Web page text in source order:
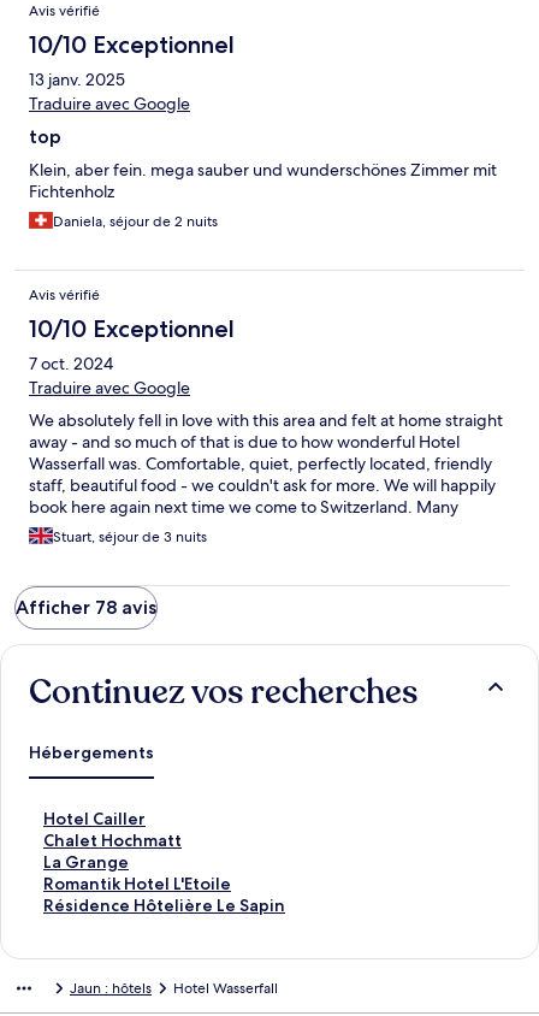
Avis vérifié
10/10 Exceptionnel
13 janv. 2025
Traduire avec Google
top
Klein, aber fein. mega sauber und wunderschönes Zimmer mit
Fichtenholz
Daniela, séjour de 2 nuits
Avis vérifié
10/10 Exceptionnel
7 oct. 2024
Traduire avec Google
We absolutely fell in love with this area and felt at home straight
away - and so much of that is due to how wonderful Hotel
Wasserfall was. Comfortable, quiet, perfectly located, friendly
staff, beautiful food - we couldn't ask for more. We will happily
book here again next time we come to Switzerland. Many
thanks!Stuart, séjour de 3 nuits
Afficher 78 avis
Continuez vos recherches
Hébergements
Hotel Cailler
L
i
e
n
o
Chalet Hochmatt
L
i
e
n
La Grange
L
i
e
Romantik Hotel L'Etoile
L
iRésidence Hôtelière Le Sapin
L
Jaun : hôtels Hotel Wasserfall